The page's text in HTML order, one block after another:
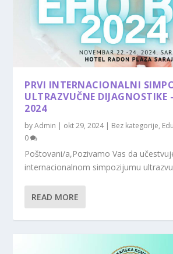
PRVI INTERNACIONALNI
ULTRAZVUČNE DIJAGNOSTIKE
2024
byAdmin | okt 29, 2024| Bez kategorije,
0
Poštovani/a,Pozivamo Vas da
internacionalnom simpozijumu
READ MORE